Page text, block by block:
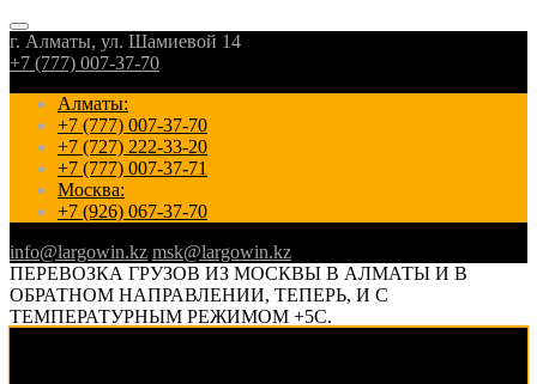
г. Алматы, ул. Шамиевой 14
+7 (777) 007-37-70
Алматы:
+7 (777) 007-37-70
+7 (727) 222-33-20
+7 (777) 007-37-71
Москва:
+7 (926) 067-37-70
info@largowin.kz msk@largowin.kz
ПЕРЕВОЗКА ГРУЗОВ ИЗ МОСКВЫ В АЛМАТЫ И В
ОБРАТНОМ НАПРАВЛЕНИИ, ТЕПЕРЬ, И С
ТЕМПЕРАТУРНЫМ РЕЖИМОМ +5С.